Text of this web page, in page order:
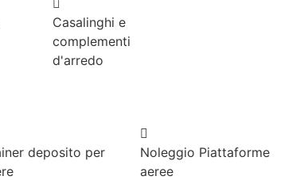
Casalinghi e
complementi
d'arredo
deposito per
Noleggio Piattaforme
aeree